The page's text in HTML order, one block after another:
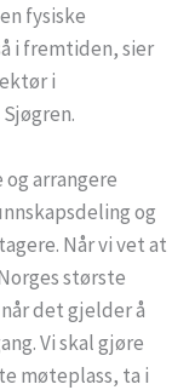
fysiske
i fremtiden, sier
i
arrangere
og
Når vi vet at
største
det gjelder å
Vi skal gjøre
møteplass, ta i